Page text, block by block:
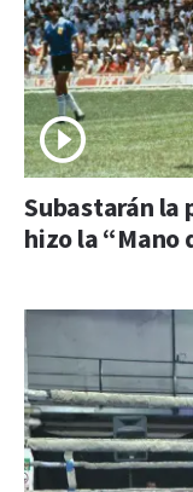
Subastarán la
hizo la “Mano